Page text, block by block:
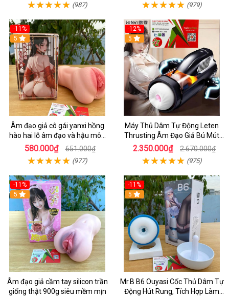
(987) (979)
-11%
5
Âm đạo giả cô gái yanxi hồng
hào hai lỗ âm đạo và hậu môn
cho nam tự sướng 610g
580.000₫ 651.000₫
(977)
-12%
5
Máy Thủ Dâm Tự Động Leten
Thrusting Âm Đạo Giả Bú Mút
Cao Cấp Cho Nam
2.350.000₫ 2.670.000₫
(975)
-11%
5
Âm đạo giả cầm tay silicon trần
giống thật 900g siêu mềm mịn
-11%
5
Mr.B B6 Ouyasi Cốc Thủ Dâm Tự
Động Hút Rung, Tích Hợp Làm